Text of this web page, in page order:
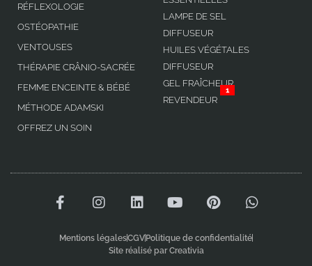
RÉFLEXOLOGIE
OSTÉOPATHIE
VENTOUSES
THÉRAPIE CRÂNIO-SACRÉE
FEMME ENCEINTE & BÉBÉ
MÉTHODE ADAMSKI
OFFREZ UN SOIN
LAMPE DE SEL
DIFFUSEUR
HUILES VÉGÉTALES
DIFFUSEUR
GEL FRAÎCHEUR
REVENDEUR
1
Mentions légalesCGVPolitique de confidentialité
Site réalisé par Creativia